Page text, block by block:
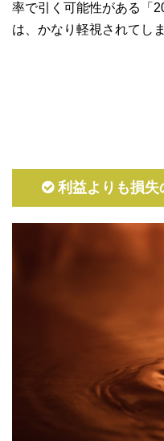
率で引く可能性がある「
は、かなり軽視されてし
利益よりも損